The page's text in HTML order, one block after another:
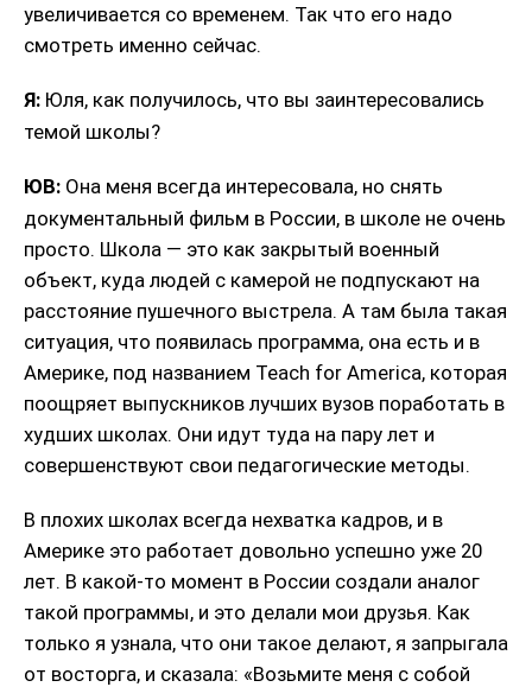
увеличивается со временем. Так что его надо
смотреть именно сейчас.
Я: Юля, как получилось, что вы заинтересовались
темой школы?
ЮВ: Она меня всегда интересовала, но снять
документальный фильм в России, в школе не очень
просто. Школа — это как закрытый военный
объект, куда людей с камерой не подпускают на
расстояние пушечного выстрела. А там была такая
ситуация, что появилась программа, она есть и в
Америке, под названием Teach for America, которая
поощряет выпускников лучших вузов поработать в
худших школах. Они идут туда на пару лет и
совершенствуют свои педагогические методы.
В плохих школах всегда нехватка кадров, и в
Америке это работает довольно успешно уже 20
лет. В какой-то момент в России создали аналог
такой программы, и это делали мои друзья. Как
только я узнала, что они такое делают, я запрыгала
от восторга, и сказала: «Возьмите меня с собой